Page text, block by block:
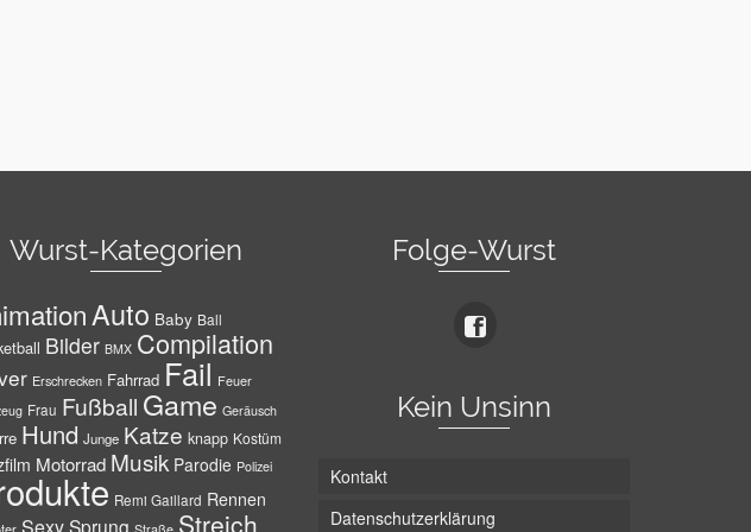
Wurst-Kategorien
Auto Baby Ball
Bilder BMX Compilation
Erschrecken Fahrrad Fail Feuer
Frau Fußball Game Geräusch
Hund Junge Katze knapp Kostüm
Motorrad Musik Parodie Polizei
Remi Gaillard Rennen
Sprung Streich
Folge-Wurst
Kein Unsinn
Kontakt
Datenschutzerklärung